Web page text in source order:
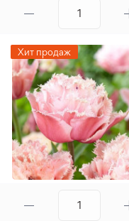
Хит продаж